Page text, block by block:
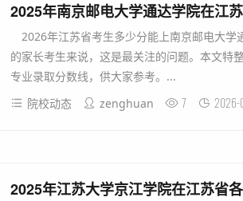
2025年南京邮电大学通达学院在江
2026年江苏省考生多少分能上南京邮电大学
的家长考生来说，这是最关注的问题。本文特
专业录取分数线，供大家参考。...
院校动态
zenghuan 7 2026-
2025年江苏大学京江学院在江苏省